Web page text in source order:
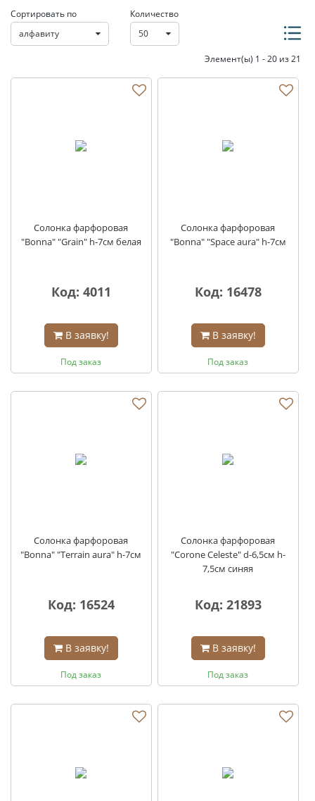
Сортировать по
алфавиту
Количество
50
Элемент(ы) 1 - 20 из 21
Солонка фарфоровая
"Bonna" "Grain" h-7см белая
Код: 4011
В заявку!
Под заказ
Солонка фарфоровая
"Bonna" "Space aura" h-7см
Код: 16478
В заявку!
Под заказ
Солонка фарфоровая
"Bonna" "Terrain aura" h-7см
Код: 16524
В заявку!
Под заказ
Солонка фарфоровая
"Corone Celeste" d-6,5см h-
7,5см синяя
Код: 21893
В заявку!
Под заказ